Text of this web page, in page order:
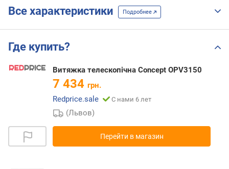
Все характеристики Подробнее
Где купить?
Витяжка телескопічна Concept OPV3150
7 434 грн.
Redprice.sale
С нами 6 лет
(Львов)
Перейти в магазин